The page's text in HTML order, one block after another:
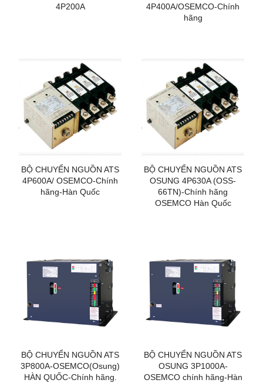
4P200A
4P400A/OSEMCO-Chính
hãng
BỘ CHUYỂN NGUỒN ATS
4P600A/ OSEMCO-Chính
hãng-Hàn Quốc
BỘ CHUYỂN NGUỒN ATS
OSUNG 4P630A (OSS-
66TN)-Chính hãng
OSEMCO Hàn Quốc
BỘ CHUYỂN NGUỒN ATS
3P800A-OSEMCO(Osung)
HÀN QUỐC-Chính hãng.
BỘ CHUYỂN NGUỒN ATS
OSUNG 3P1000A-
OSEMCO chính hãng-Hàn